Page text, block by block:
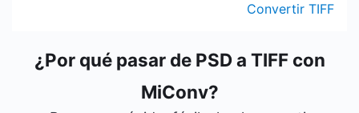
Convertir TIFF
¿Por qué pasar de PSD a TIFF con
MiConv?